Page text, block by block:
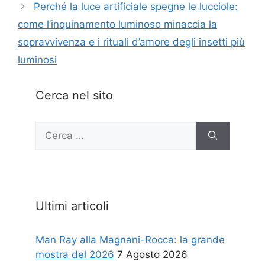
Perché la luce artificiale spegne le lucciole:
come l’inquinamento luminoso minaccia la
sopravvivenza e i rituali d’amore degli insetti più
luminosi
Cerca nel sito
Ricerca
Ultimi articoli
Man Ray alla Magnani-Rocca: la grande
mostra del 2026 7 Agosto 2026